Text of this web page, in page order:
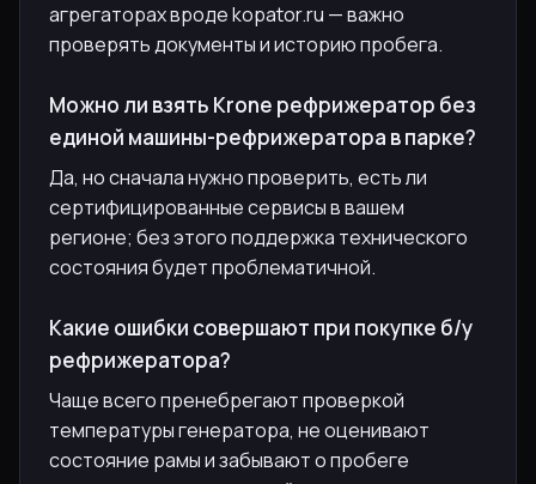
агрегаторах вроде kopator.ru — важно
проверять документы и историю пробега.
Можно ли взять Krone рефрижератор без
единой машины-рефрижератора в парке?
Да, но сначала нужно проверить, есть ли
сертифицированные сервисы в вашем
регионе; без этого поддержка технического
состояния будет проблематичной.
Какие ошибки совершают при покупке б/у
рефрижератора?
Чаще всего пренебрегают проверкой
температуры генератора, не оценивают
состояние рамы и забывают о пробеге